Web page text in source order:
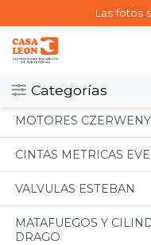
Las fotos
Categorías
Categorias
Todos
MOTORES CZERWENY
CINTAS METRICAS
VALVULAS ESTEBAN
MATAFUEGOS Y
DRAGO